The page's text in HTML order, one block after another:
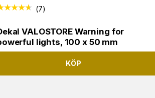
(7)
VALOSTORE Warning for
lights, 100 x 50 mm
KÖP